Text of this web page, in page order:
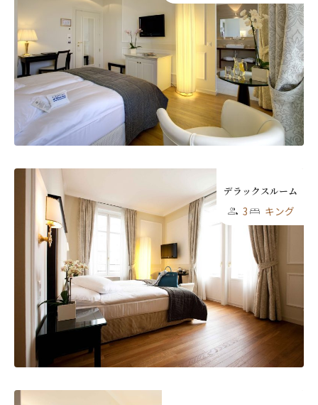
デラックスルーム
3 キング
ニュースレター登録
名前（ローマ字）
Last
名前 （漢字）
First Last
Eメール*